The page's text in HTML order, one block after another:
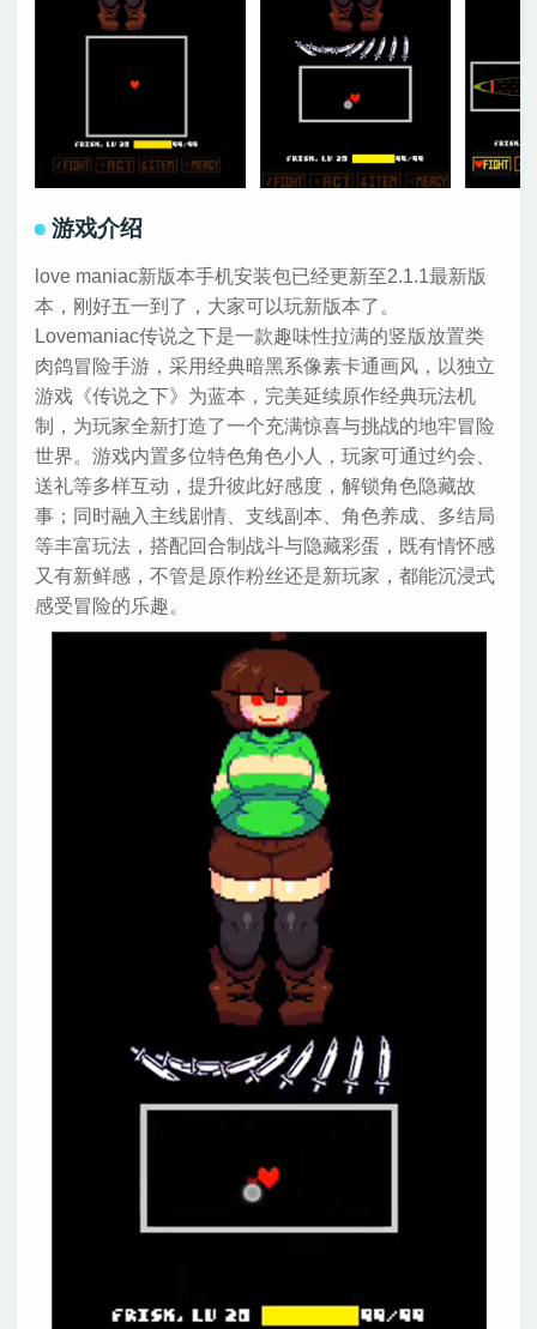
游戏介绍
love maniac新版本手机安装包已经更新至2.1.1最新版
本，刚好五一到了，大家可以玩新版本了。
Lovemaniac传说之下是一款趣味性拉满的竖版放置类
肉鸽冒险手游，采用经典暗黑系像素卡通画风，以独立
游戏《传说之下》为蓝本，完美延续原作经典玩法机
制，为玩家全新打造了一个充满惊喜与挑战的地牢冒险
世界。游戏内置多位特色角色小人，玩家可通过约会、
送礼等多样互动，提升彼此好感度，解锁角色隐藏故
事；同时融入主线剧情、支线副本、角色养成、多结局
等丰富玩法，搭配回合制战斗与隐藏彩蛋，既有情怀感
又有新鲜感，不管是原作粉丝还是新玩家，都能沉浸式
感受冒险的乐趣。